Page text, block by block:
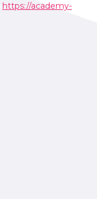
https://academy-